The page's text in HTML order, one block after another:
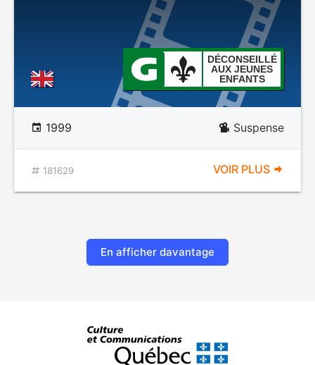
DÉCONSEILLÉ
AUX JEUNES
ENFANTS
1999 Suspense
181629 VOIR PLUS
En afficher davantage